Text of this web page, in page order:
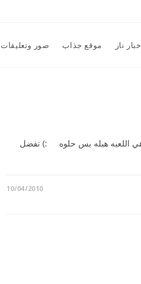
نار موقع جذاب صور وتعليقات
نفس النوع مشان يفقعو سوا هي اللعبه هبله بس حلوه :) تفضل
10/04/2010